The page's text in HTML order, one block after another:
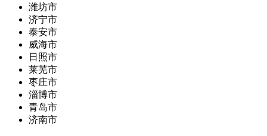
潍坊市
济宁市
泰安市
威海市
日照市
莱芜市
枣庄市
淄博市
青岛市
济南市